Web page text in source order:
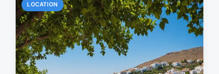
LOCATION